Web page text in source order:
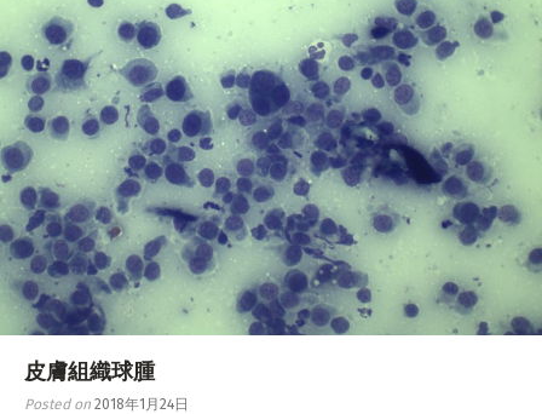
皮膚組織球腫
Posted on 2018年1月24日